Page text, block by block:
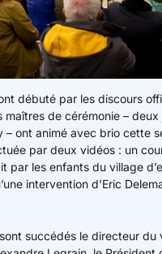
débuté par les discours
maîtres de cérémonie –
– ont animé avec brio cette
par deux vidéos : un
par les enfants du village
intervention d’Eric
succédés le directeur du